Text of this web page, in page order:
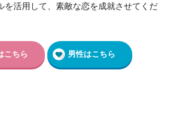
を活用して、素敵な恋を成就させてくだ
こちら 男性はこちら